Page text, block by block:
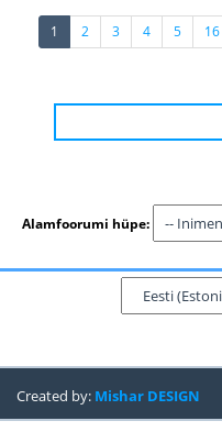
1 (current)
2 3 4 5 16
Alamfoorumi hüpe:
Created by: Mishar DESIGN